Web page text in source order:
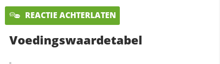
REACTIE ACHTERLATEN
Voedingswaardetabel